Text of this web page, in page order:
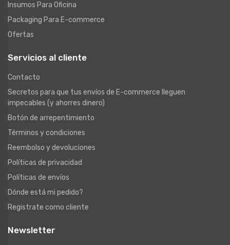
Insumos Para Oficina
Packaging Para E-commerce
Ofertas
Servicios al cliente
Contacto
Secretos para que tus envíos de E-commerce lleguen
impecables (y ahorres dinero)
Botón de arrepentimiento
Términos y condiciones
Reembolso y devoluciones
Políticas de privacidad
Políticas de envíos
Dónde está mi pedido?
Registrate como cliente
Newsletter